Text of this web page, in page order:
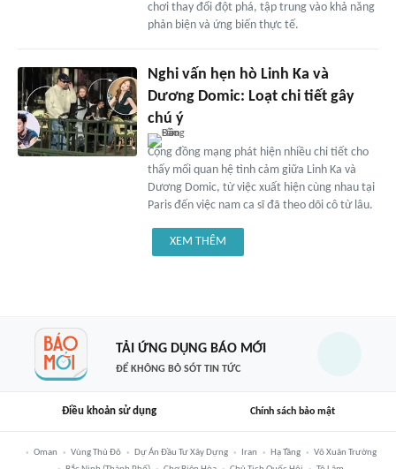
chơi thay đổi đột phá, tập trung vào khả năng
phản biện và ứng biến thực tế.
Nghi vấn hẹn hò Linh Ka và
Dương Domic: Loạt chi tiết gây
chú ý
Cộng đồng mạng phát hiện nhiều chi tiết cho
thấy mối quan hệ tình cảm giữa Linh Ka và
Dương Domic, từ việc xuất hiện cùng nhau tại
Paris đến việc nam ca sĩ đã theo dõi cô từ lâu.
XEM THÊM
TẢI ỨNG DỤNG BÁO MỚI
ĐỂ KHÔNG BỎ SÓT TIN TỨC
Điều khoản sử dụng Chính sách bảo mật
Oman Vùng Thủ Đô Dự Án Đầu Tư Xây Dựng Iran Hạ Tầng
Võ Xuân Trường